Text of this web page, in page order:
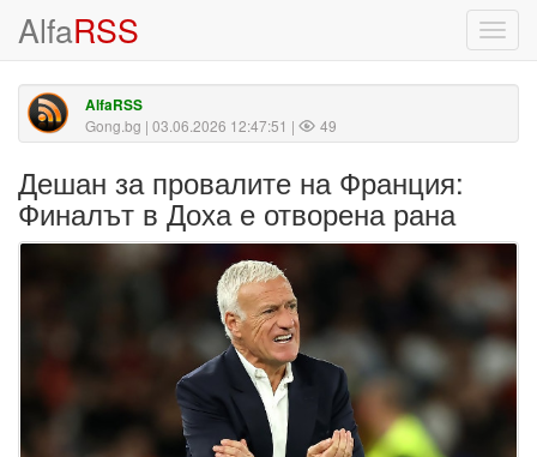
AlfaRSS
AlfaRSS
Gong.bg | 03.06.2026 12:47:51 | 49
Дешан за провалите на Франция:
Финалът в Доха е отворена рана